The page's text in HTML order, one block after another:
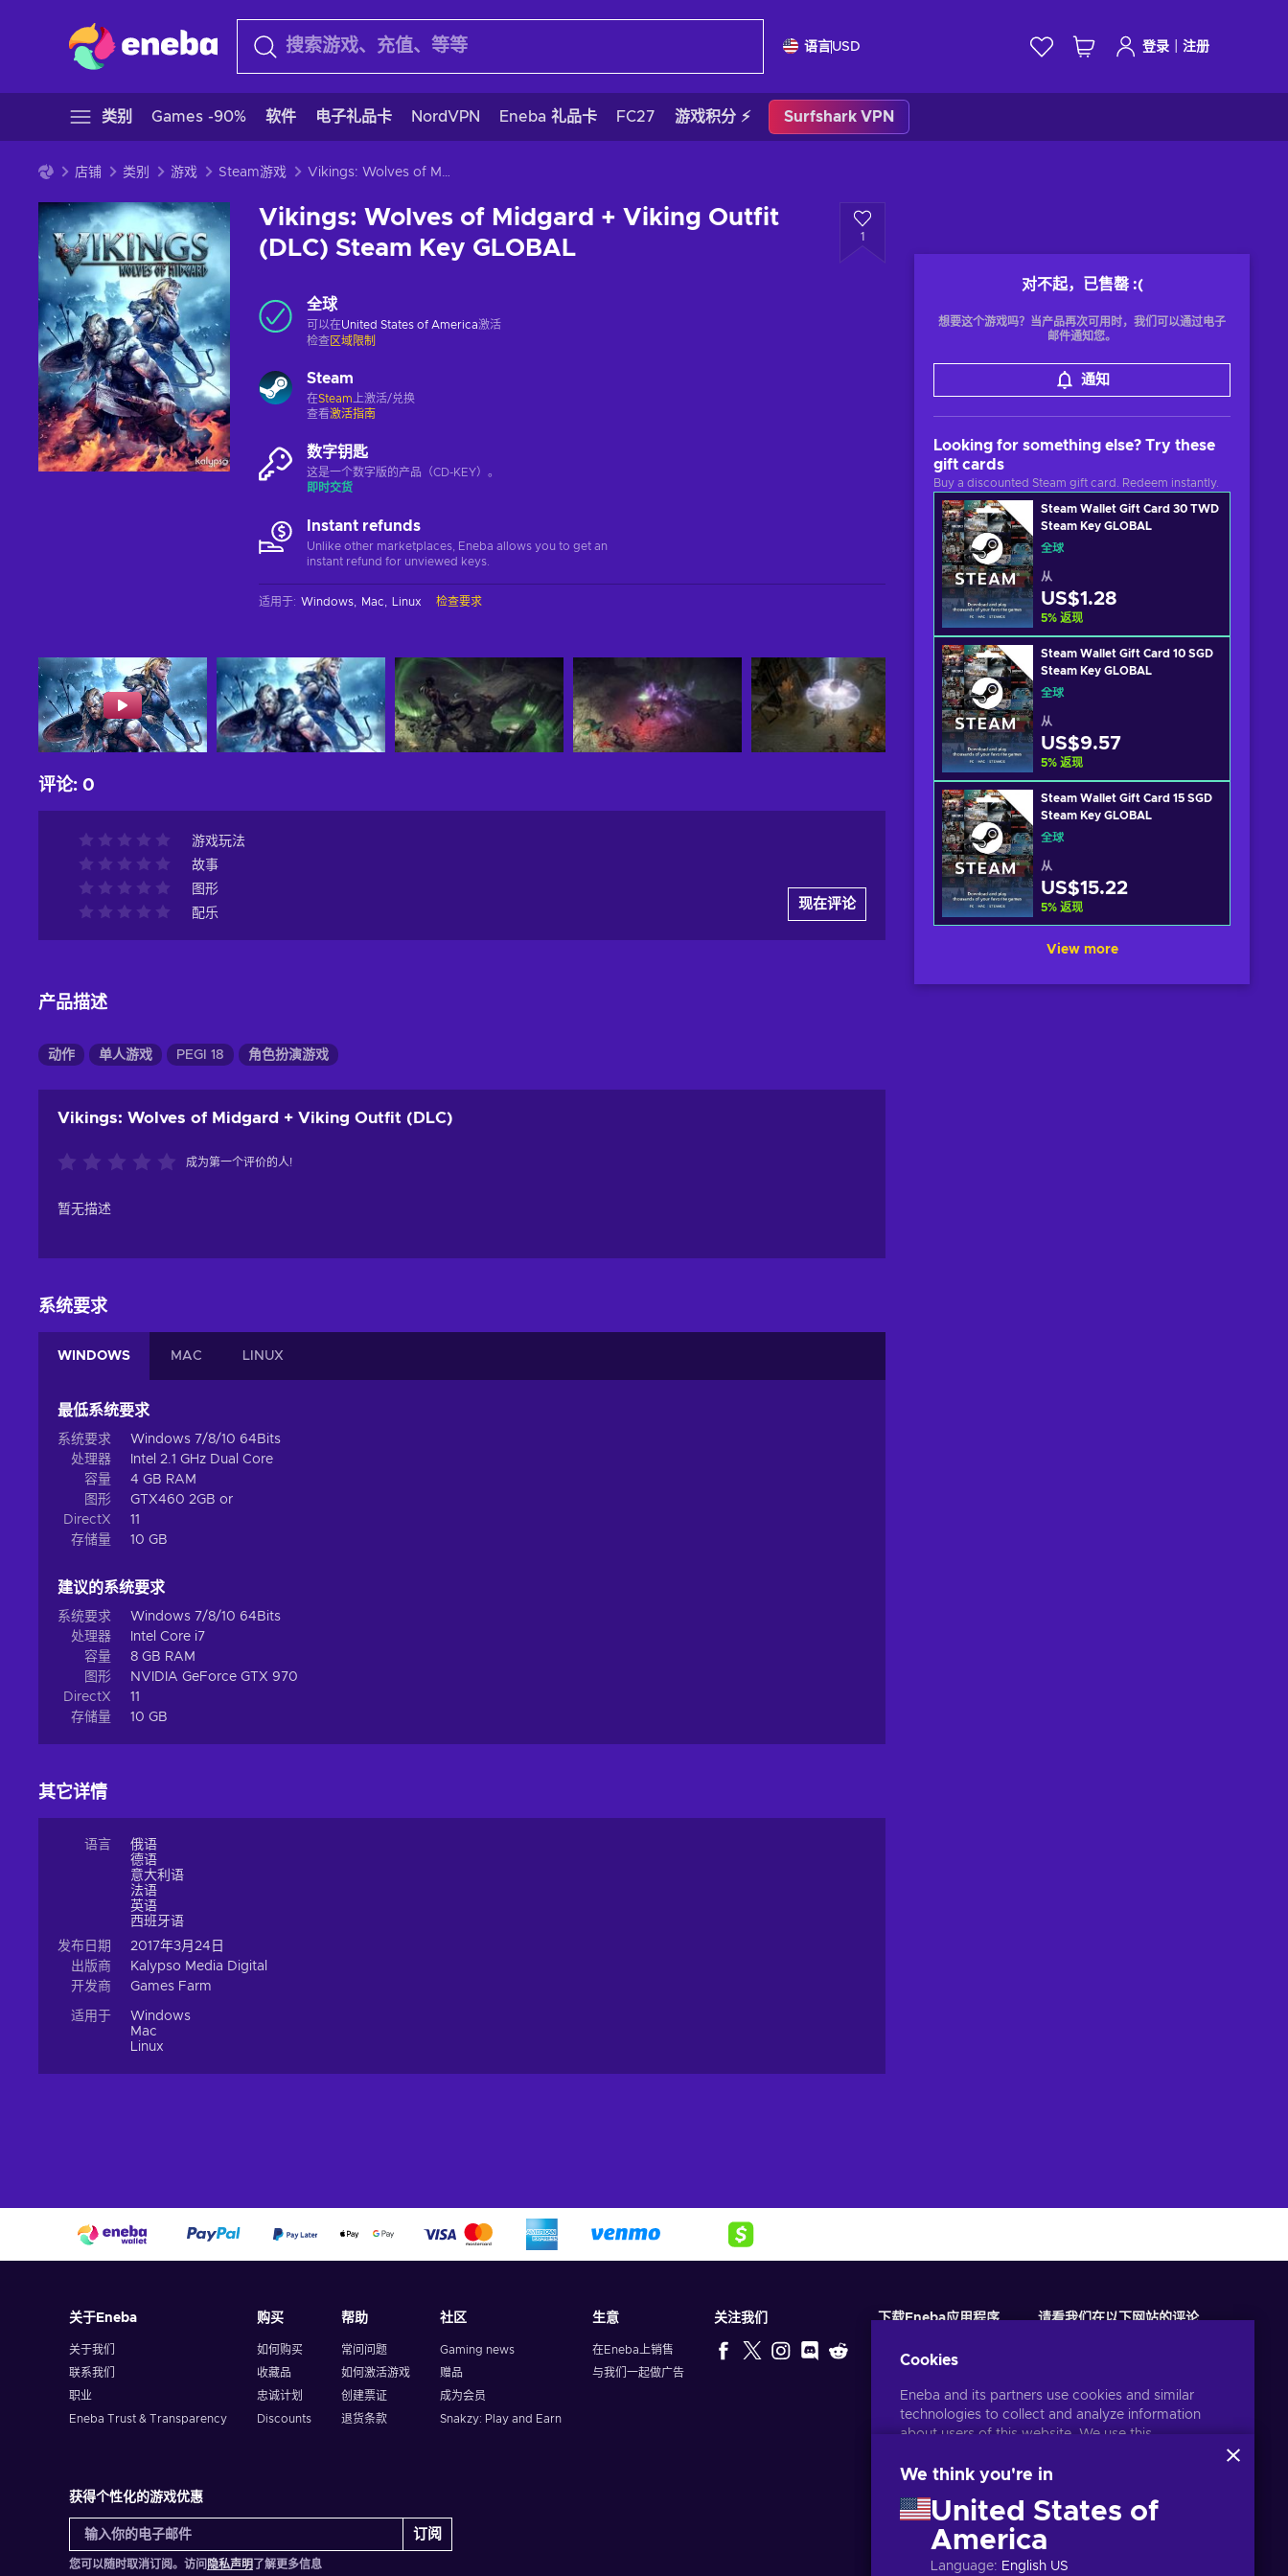
语言USD 登录 注册
类别 Games -90% 软件 电子礼品卡 NordVPN Eneba 礼品卡 FC27 游戏积分 ⚡ Surfshark VPN
店铺 类别 游戏 Steam游戏 Vikings: Wolves of Midgard + Viking Outfit (DLC) Steam Key GLOBAL
Vikings: Wolves of Midgard + Viking Outfit
(DLC) Steam Key GLOBAL
1
对不起，已售罄 :(
想要这个游戏吗？当产品再次可用时，我们可以通过电子
邮件通知您。
通知
Looking for something else? Try these
gift cards
Buy a discounted Steam gift card. Redeem instantly.
Steam Wallet Gift Card 30 TWD
Steam Key GLOBAL
全球
从
US$1.28
5% 返现
Steam Wallet Gift Card 10 SGD
Steam Key GLOBAL
全球
从
US$9.57
5% 返现
Steam Wallet Gift Card 15 SGD
Steam Key GLOBAL
全球
从
US$15.22
5% 返现
View more
全球
可以在United States of America激活
检查 区域限制
Steam
在Steam 上激活/兑换
查看激活指南
数字钥匙
这是一个数字版的产品（CD-KEY）。
即时交货
Instant refunds
Unlike other marketplaces, Eneba allows you to get an
instant refund for unviewed keys.
适用于: Windows Mac Linux 检查要求
评论: 0
游戏玩法
故事
图形
配乐
现在评论
产品描述
动作 单人游戏 PEGI 18 角色扮演游戏
Vikings: Wolves of Midgard + Viking Outfit (DLC)
成为第一个评价的人!
暂无描述
系统要求
WINDOWS MAC LINUX
最低系统要求
系统要求
Windows 7/8/10 64Bits
处理器
Intel 2.1 GHz Dual Core
容量
4 GB RAM
图形
GTX460 2GB or
DirectX
11
存储量
10 GB
建议的系统要求
系统要求
Windows 7/8/10 64Bits
处理器
Intel Core i7
容量
8 GB RAM
图形
NVIDIA GeForce GTX 970
DirectX
11
存储量
10 GB
其它详情
语言
俄语
德语
意大利语
法语
英语
西班牙语
发布日期
2017年3月24日
出版商
Kalypso Media Digital
开发商
Games Farm
适用于
Windows
Mac
Linux
关于Eneba
关于我们
联系我们
职业
Eneba Trust & Transparency
购买
如何购买
收藏品
忠诚计划
Discounts
帮助
常问问题
如何激活游戏
创建票证
退货条款
社区
Gaming news
赠品
成为会员
Snakzy: Play and Earn
生意
在Eneba上销售
与我们一起做广告
关注我们 下载Eneba应用程序 请看我们在以下网站的评论
获得个性化的游戏优惠
订阅
您可以随时取消订阅。访问 隐私声明 了解更多信息
Cookies
Eneba and its partners use cookies and similar
technologies to collect and analyze information
about users of this website. We use this
other services on the site. Your personal data may
By clicking 'Accept all', you consent to the use of
these technologies by Eneba and its partners. You
can adjust your consent by clicking 'Customize'.
For more information on how Google uses your
We think you're in
United States of
America
Language: English US